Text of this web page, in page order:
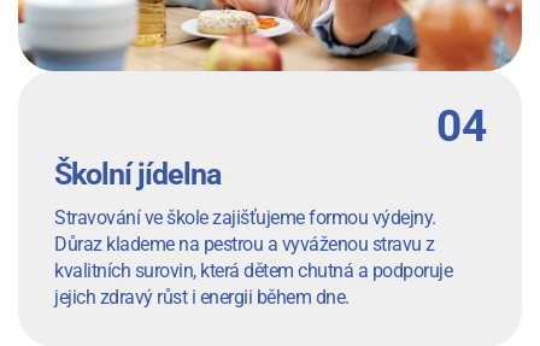
Školní jídelna
Stravování ve škole zajišťujeme formou výdejny.
Důraz klademe na pestrou a vyváženou stravu z
kvalitních surovin, která dětem chutná a podporuje
jejich zdravý růst i energii během dne.